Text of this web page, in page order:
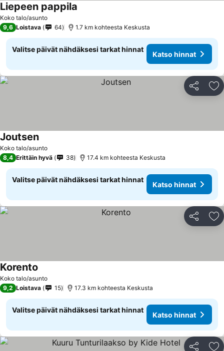
Koko talo/asunto
Liepeen pappila
9,6 Loistava 64 1.7 km kohteesta Keskusta
Valitse päivät nähdäksesi tarkat hinnat
Katso hinnat
Jaa
Koko talo/asunto
JoutsenKatso hinnat
8,4 Erittäin hyvä 38 17.4 km kohteesta Keskusta
Valitse päivät nähdäksesi tarkat hinnat
Katso hinnat
Jaa
Koko talo/asunto
Korento
9,2 Loistava 15 17.3 km kohteesta Keskusta
Valitse päivät nähdäksesi tarkat hinnat
Katso hinnat